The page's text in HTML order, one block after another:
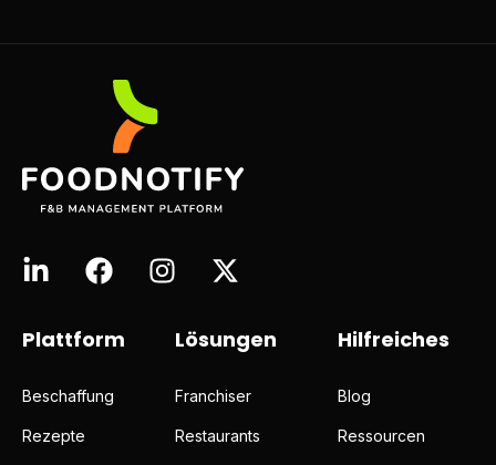
Plattform
Beschaffung
Rezepte
Lösungen
Franchiser
Restaurants
Hilfreiches
Blog
Ressourcen